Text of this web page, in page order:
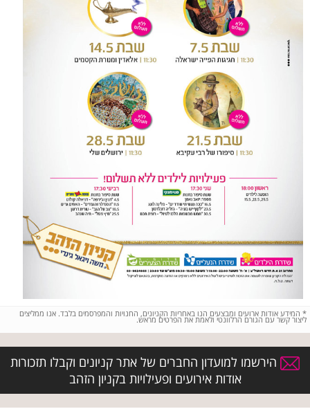
* המידע אודות ארועים ומבצעים הנו באחריות הקניונים, החנויות והמפרסמים בלבד. אנו ממליצים
ליצור קשר עם הגורם הרלוונטי ולאמת את הפרטים מראש.
הירשמו למועדון החברים של אתר קניונים וקבלו תזכורות
אודות אירועים ופעילויות בקניון הזהב